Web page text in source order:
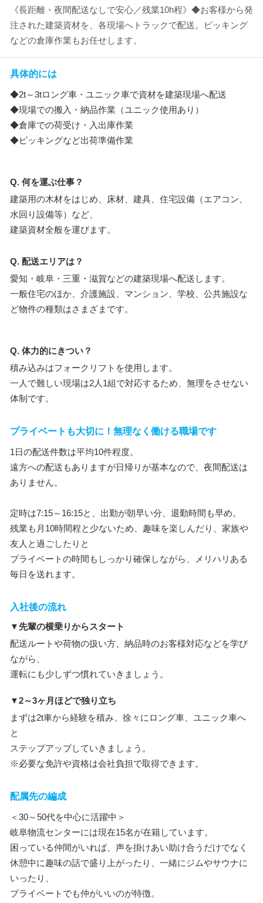
《長距離・夜間配送なしで安心／残業10h程》◆お客様から発
注された建築資材を、各現場へトラックで配送。ピッキング
などの倉庫作業もお任せします。
具体的には
◆2t～3tロング車・ユニック車で資材を建築現場へ配送
◆現場での搬入・納品作業（ユニック使用あり）
◆倉庫での荷受け・入出庫作業
◆ピッキングなど出荷準備作業
Q. 何を運ぶ仕事？
建築用の木材をはじめ、床材、建具、住宅設備（エアコン、
水回り設備等）など、
建築資材全般を運びます。
Q. 配送エリアは？
愛知・岐阜・三重・滋賀などの建築現場へ配送します。
一般住宅のほか、介護施設、マンション、学校、公共施設な
ど物件の種類はさまざまです。
Q. 体力的にきつい？
積み込みはフォークリフトを使用します。
一人で難しい現場は2人1組で対応するため、無理をさせない
体制です。
プライベートも大切に！無理なく働ける職場です
1日の配送件数は平均10件程度。
遠方への配送もありますが日帰りが基本なので、夜間配送は
ありません。
定時は7:15～16:15と、出勤が朝早い分、退勤時間も早め。
残業も月10時間程と少ないため、趣味を楽しんだり、家族や
友人と過ごしたりと
プライベートの時間もしっかり確保しながら、メリハリある
毎日を送れます。
入社後の流れ
▼先輩の横乗りからスタート
配送ルートや荷物の扱い方、納品時のお客様対応などを学び
ながら、
運転にも少しずつ慣れていきましょう。
▼2～3ヶ月ほどで独り立ち
まずは2t車から経験を積み、徐々にロング車、ユニック車へ
と
ステップアップしていきましょう。
※必要な免許や資格は会社負担で取得できます。
配属先の編成
＜30～50代を中心に活躍中＞
岐阜物流センターには現在15名が在籍しています。
困っている仲間がいれば、声を掛けあい助け合うだけでなく
休憩中に趣味の話で盛り上がったり、一緒にジムやサウナに
いったり、
プライベートでも仲がいいのが特徴。